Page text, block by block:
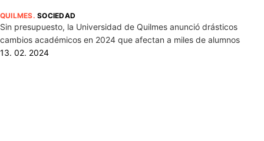
QUILMES.SOCIEDAD
Sin presupuesto, la Universidad de Quilmes anunció drásticos
cambios académicos en 2024 que afectan a miles de alumnos
13. 02. 2024